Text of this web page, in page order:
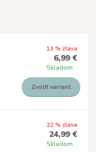
13 % zľava
6,99 €
Skladom
Zvoliť variant
22 % zľava
24,99 €
Skladom